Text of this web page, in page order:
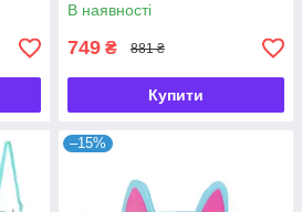
В наявності
749 ₴ 881 ₴
Купити
–15%